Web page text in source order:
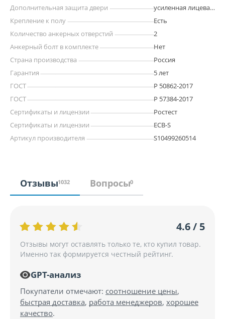
Дополнительная защита двери
усиленная лицевая
Крепление к полу
Есть
Количество анкерных отверстий
2
Анкерный болт в комплекте
Нет
Страна производства
Россия
Гарантия
5 лет
ГОСТ
Р 50862-2017
ГОСТ
Р 57384-2017
Сертификаты и лицензии
Ростест
Сертификаты и лицензии
ECB-S
Артикул производителя
S10499260514
Отзывы1032 Вопросы0
4.6 / 5
Отзывы могут оставлять только те, кто купил товар.
Именно так формируется честный рейтинг.
GPT-анализ
Покупатели отмечают: соотношение цены,
быстрая доставка, работа менеджеров, хорошее
качество.